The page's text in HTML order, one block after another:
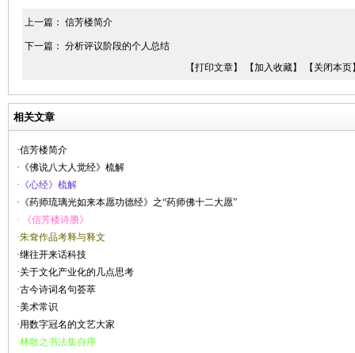
上一篇： 信芳楼简介
下一篇： 分析评议阶段的个人总结
【打印文章】
【加入收藏】 【关闭本页
相关文章
·信芳楼简介
·《佛说八大人觉经》梳解
·《心经》梳解
·《药师琉璃光如来本愿功德经》之“药师佛十二大愿”
· 《信芳楼诗賸》
·朱耷作品考释与释文
·继往开来话科技
·关于文化产业化的几点思考
·古今诗词名句荟萃
·美术常识
·用数字冠名的文艺大家
·林散之书法集自序